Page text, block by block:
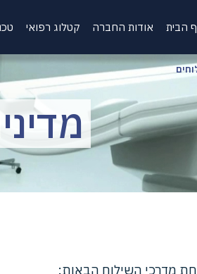
הבית אודות החברה קטלוג רפואי
מדרכי השילוח הבאות: